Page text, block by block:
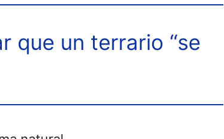
que un terrario “se